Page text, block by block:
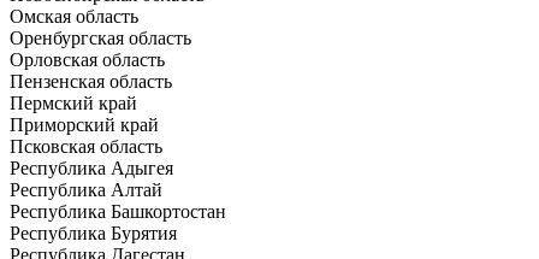
Омская область
Оренбургская область
Орловская область
Пензенская область
Пермский край
Приморский край
Псковская область
Республика Адыгея
Республика Алтай
Республика Башкортостан
Республика Бурятия
Республика Дагестан